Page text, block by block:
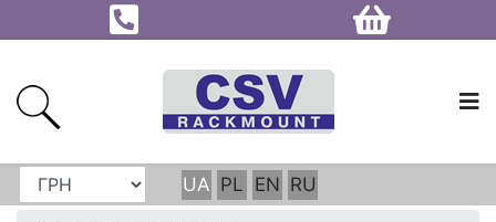
UA PL EN RU